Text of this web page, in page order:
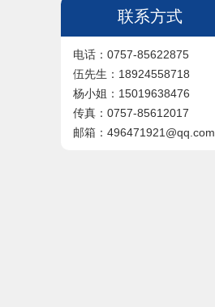
联系方式
电话：0757-85622875
伍先生：18924558718
杨小姐：15019638476
传真：0757-85612017
邮箱：496471921@qq.com